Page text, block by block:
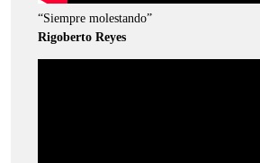
“Siempre molestando”
Rigoberto Reyes